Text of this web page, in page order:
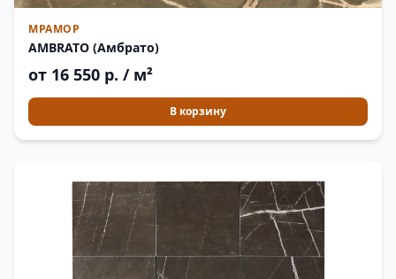
МРАМОР
AMBRATO (Амбрато)
от 16 550 р. / м²
В корзину